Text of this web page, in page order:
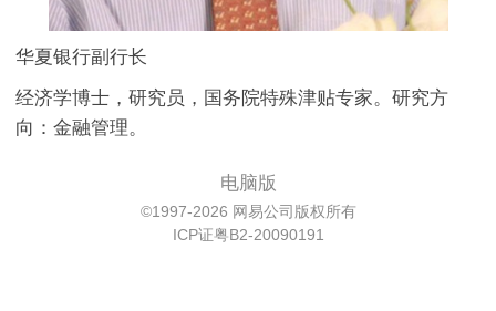
华夏银行副行长
经济学博士，研究员，国务院特殊津贴专家。研究方
向：金融管理。
电脑版
©1997-2026 网易公司版权所有
ICP证粤B2-20090191